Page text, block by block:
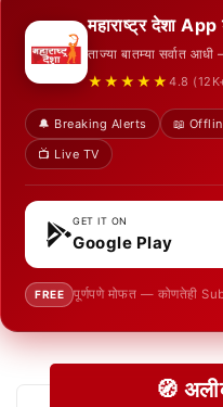
महाराष्ट्र देशा
ताज्या बातम्या सर्वात
★★★★★ 4.8
🔔 Breaking Alerts 📖
📺 Live TV
GET IT ON
Google Play
FREE पूर्णपणे मोफत — कोणतेही
🧭